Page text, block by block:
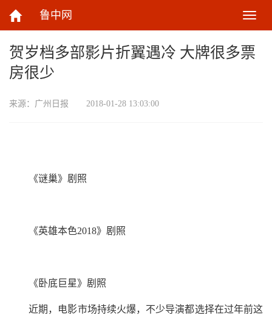
鲁中网
切
换
航
贺岁档多部影片折翼遇冷 大牌很多票
房很少
来源： 广州日报 2018-01-28 13:03:00
《谜巢》剧照
《英雄本色2018》剧照
《卧底巨星》剧照
近期，电影市场持续火爆，不少导演都选择在过年前这